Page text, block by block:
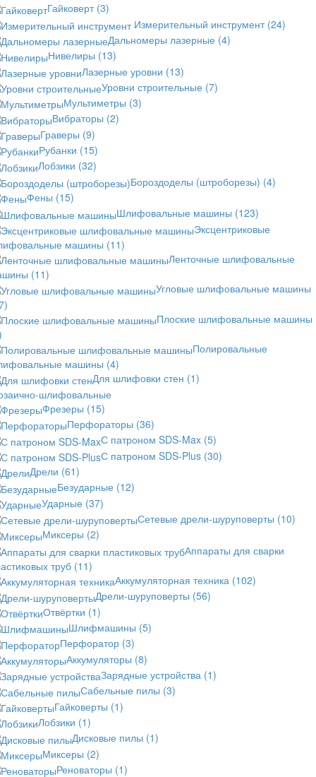
Гайковерт (3)
Измерительный инструмент (24)
Дальномеры лазерные (4)
Нивелиры (13)
Лазерные уровни (13)
Уровни строительные (7)
Мультиметры (3)
Вибраторы (2)
Граверы (9)
Рубанки (15)
Лобзики (32)
Бороздоделы (штроборезы) (4)
Фены (15)
Шлифовальные машины (123)
Эксцентриковые
машины (11)
Ленточные шлифовальные
(11)
Угловые шлифовальные машины
Плоские шлифовальные машины
Полировальные
машины (4)
Для шлифовки стен (1)
шлифовальные
Фрезеры (15)
Перфораторы (36)
С патроном SDS-Max (5)
С патроном SDS-Plus (30)
Дрели (61)
Безударные (12)
Ударные (37)
Сетевые дрели-шуруповерты (10)
Миксеры (2)
Аппараты для сварки
труб (11)
Аккумуляторная техника (102)
Дрели-шуруповерты (56)
Отвёртки (1)
Шлифмашины (5)
Перфоратор (3)
Аккумуляторы (8)
Зарядные устройства (1)
Сабельные пилы (3)
Гайковерты (1)
Лобзики (1)
Дисковые пилы (1)
Миксеры (2)
Реноваторы (1)